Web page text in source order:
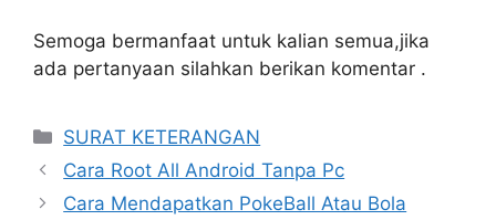
Semoga bermanfaat untuk kalian semua,jika
ada pertanyaan silahkan berikan komentar .
Categories
SURAT KETERANGAN
Cara Root All Android Tanpa Pc
Cara Mendapatkan PokeBall Atau Bola